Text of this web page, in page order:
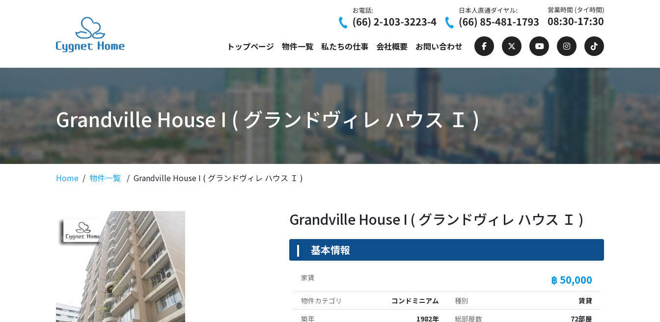
トップページ 物件一覧 私たちの仕事 会社概要 お問い合わせ
Grandville House I ( グランドヴィレ ハウス Ｉ )
Home 物件一覧 Grandville House I ( グランドヴィレ ハウス Ｉ )
Grandville House I ( グランドヴィレ ハウス Ｉ )
基本情報
家賃 ฿ 50,000
物件カテゴリ コンドミニアム 種別
賃貸
築年
1982年 総部屋数
72部屋